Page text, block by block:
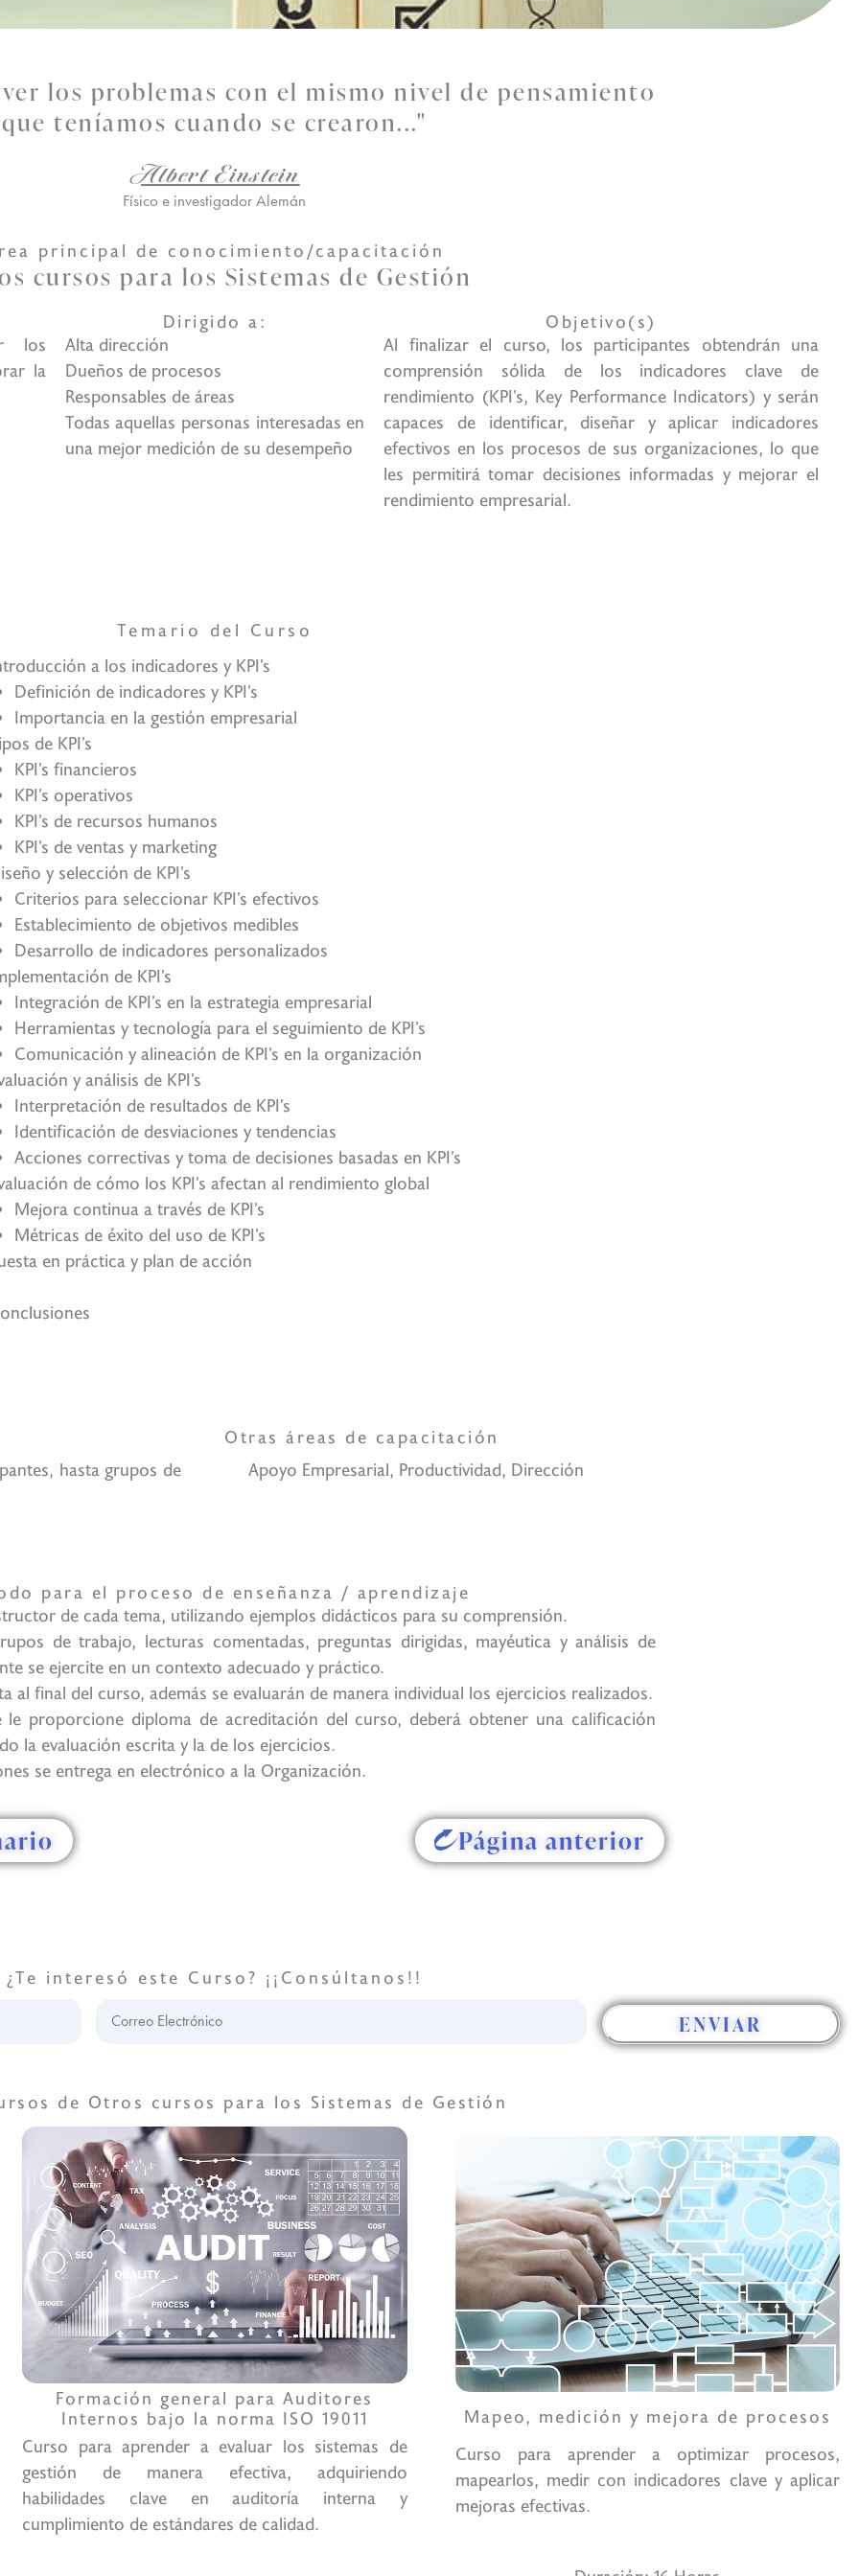
los problemas con el mismo nivel de pensamiento
que teníamos cuando se crearon..."
Albert Einstein
Físico e investigador Alemán
principal de conocimiento/capacitación
cursos para los Sistemas de Gestión
los
la
Dirigido a:
Alta dirección
Dueños de procesos
Responsables de áreas
Todas aquellas personas interesadas en
una mejor medición de su desempeño
Objetivo(s)
Al finalizar el curso, los participantes obtendrán una
comprensión sólida de los indicadores clave de
rendimiento (KPI’s, Key Performance Indicators) y serán
capaces de identificar, diseñar y aplicar indicadores
efectivos en los procesos de sus organizaciones, lo que
les permitirá tomar decisiones informadas y mejorar el
rendimiento empresarial.
mejor opción
Temario del Curso
a los indicadores y KPI’s
Definición de indicadores y KPI’s
Importancia en la gestión empresarial
de KPI’s
KPI’s financieros
KPI’s operativos
KPI’s de recursos humanos
KPI’s de ventas y marketing
y selección de KPI’s
Criterios para seleccionar KPI’s efectivos
Establecimiento de objetivos medibles
Desarrollo de indicadores personalizados
de KPI’s
Integración de KPI’s en la estrategia empresarial
Herramientas y tecnología para el seguimiento de KPI’s
Comunicación y alineación de KPI’s en la organización
y análisis de KPI’s
Interpretación de resultados de KPI’s
Identificación de desviaciones y tendencias
Acciones correctivas y toma de decisiones basadas en KPI’s
de cómo los KPI’s afectan al rendimiento global
Mejora continua a través de KPI’s
Métricas de éxito del uso de KPI’s
en práctica y plan de acción
qué necesitas
hasta grupos de
Otras áreas de capacitación
Apoyo Empresarial, Productividad, Dirección
para el proceso de enseñanza / aprendizaje
de cada tema, utilizando ejemplos didácticos para su comprensión.
de trabajo, lecturas comentadas, preguntas dirigidas, mayéutica y análisis de
se ejercite en un contexto adecuado y práctico.
al final del curso, además se evaluarán de manera individual los ejercicios realizados.
le proporcione diploma de acreditación del curso, deberá obtener una calificación
la evaluación escrita y la de los ejercicios.
se entrega en electrónico a la Organización.
Página anterior
Conócenos
¿Te interesó este Curso? ¡¡Consúltanos!!
Electrónico
ENVIAR
de Otros cursos para los Sistemas de Gestión
Formación general para Auditores
Internos bajo la norma ISO 19011
Curso para aprender a evaluar los sistemas de
gestión de manera efectiva, adquiriendo
habilidades clave en auditoría interna y
cumplimiento de estándares de calidad.
Mapeo, medición y mejora de procesos
Curso para aprender a optimizar procesos,
mapearlos, medir con indicadores clave y aplicar
mejoras efectivas.